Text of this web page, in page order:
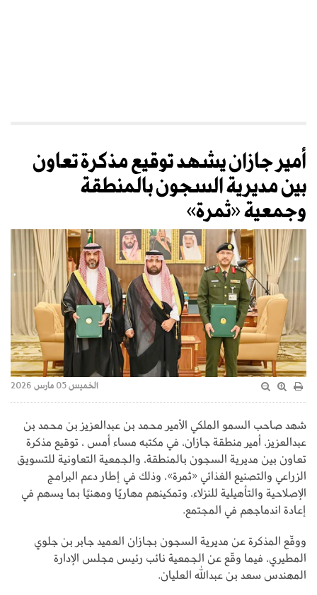
أمير جازان يشهد توقيع مذكرة تعاون
بين مديرية السجون بالمنطقة
وجمعية «ثمرة»
الخميس 05 مارس 2026
شهد صاحب السمو الملكي الأمير محمد بن عبدالعزيز بن محمد بن
عبدالعزيز، أمير منطقة جازان، في مكتبه مساء أمس ، توقيع مذكرة
تعاون بين مديرية السجون بالمنطقة، والجمعية التعاونية للتسويق
الزراعي والتصنيع الغذائي «ثمرة»، وذلك في إطار دعم البرامج
الإصلاحية والتأهيلية للنزلاء، وتمكينهم مهاريًا ومهنيًا بما يسهم في
إعادة اندماجهم في المجتمع.
ووقّع المذكرة عن مديرية السجون بجازان العميد جابر بن جلوي
المطيري، فيما وقّع عن الجمعية نائب رئيس مجلس الإدارة
المهندس سعد بن عبدالله العليان.